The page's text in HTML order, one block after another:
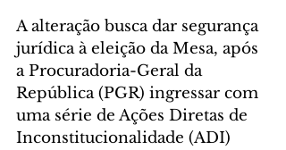
A alteração busca dar segurança
jurídica à eleição da Mesa, após
a Procuradoria-Geral da
República (PGR) ingressar com
uma série de Ações Diretas de
Inconstitucionalidade (ADI)